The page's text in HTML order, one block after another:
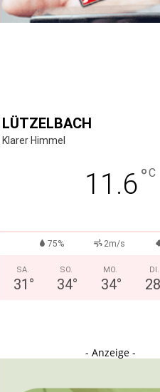
LÜTZELBACH
Klarer Himmel
11.6°C
75% 2m/s
SA.
31 °
SO.
34°
MO.
34°
DI.
28
- Anzeige -